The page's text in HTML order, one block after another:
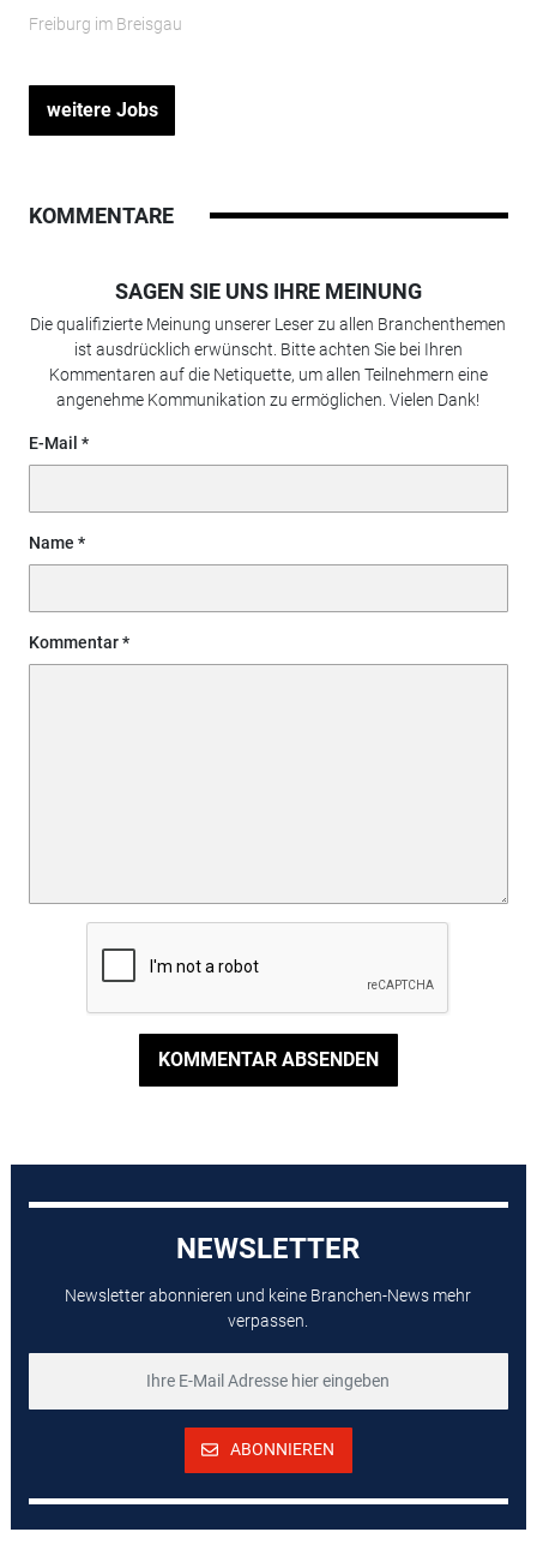
Freiburg im Breisgau
weitere Jobs
KOMMENTARE
SAGEN SIE UNS IHRE MEINUNG
Die qualifizierte Meinung unserer Leser zu allen Branchenthemen
ist ausdrücklich erwünscht. Bitte achten Sie bei Ihren
Kommentaren auf die Netiquette, um allen Teilnehmern eine
angenehme Kommunikation zu ermöglichen. Vielen Dank!
E-Mail
Name
Kommentar
KOMMENTAR ABSENDEN
NEWSLETTER
Newsletter abonnieren und keine Branchen-News mehr
verpassen.
ABONNIEREN